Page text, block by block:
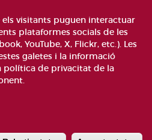
AVÍS LEGAL
FREQÜENTS
visitants puguen interactuar
plataformes socials de les
YouTube, X, Flickr, etc.). Les
galetes i la informació
política de privacitat de la